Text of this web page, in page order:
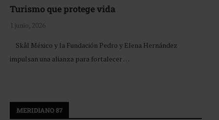
Turismo que protege vida
1 junio, 2026
Skål México y la Fundación Pedro y Elena Hernández
impulsan una alianza para fortalecer …
MERIDIANO 87